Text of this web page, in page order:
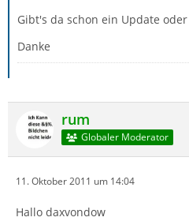
Gibt's da schon ein Update
Danke
rum
Globaler Moderator
11. Oktober 2011 um 14:04
Hallo daxvondow